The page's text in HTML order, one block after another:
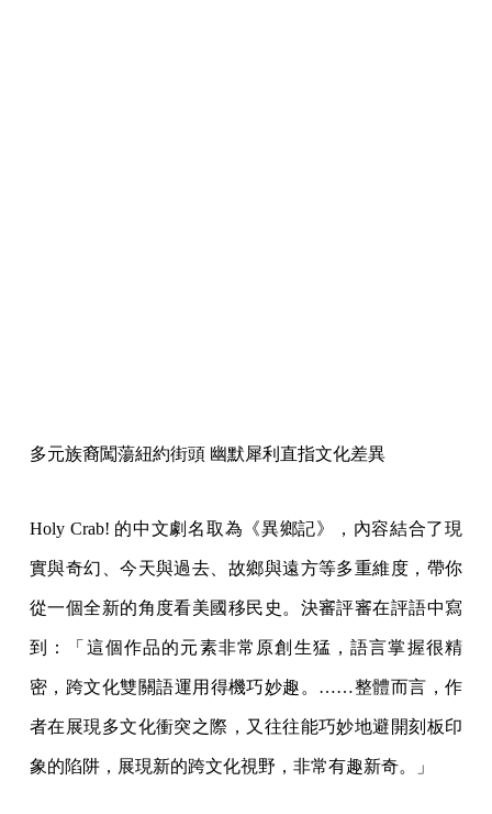
多元族裔闖蕩紐約街頭 幽默犀利直指文化差異
Holy Crab! 的中文劇名取為《異鄉記》，內容結合了現
實與奇幻、今天與過去、故鄉與遠方等多重維度，帶你
從一個全新的角度看美國移民史。決審評審在評語中寫
到：「這個作品的元素非常原創生猛，語言掌握很精
密，跨文化雙關語運用得機巧妙趣。……整體而言，作
者在展現多文化衝突之際，又往往能巧妙地避開刻板印
象的陷阱，展現新的跨文化視野，非常有趣新奇。」